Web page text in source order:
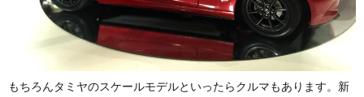
もちろんタミヤのスケールモデルといったらクルマもあります。新